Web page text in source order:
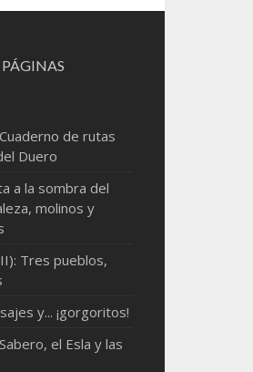
de rutas
Duero
a la sombra del
molinos y
Tres pueblos,
y... ¡gorgoritos!
el Esla y las